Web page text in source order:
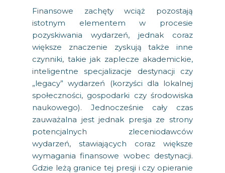
Finansowe zachęty wciąż pozostają
istotnym elementem w procesie
pozyskiwania wydarzeń, jednak coraz
większe znaczenie zyskują także inne
czynniki, takie jak zaplecze akademickie,
inteligentne specjalizacje destynacji czy
„legacy” wydarzeń (korzyści dla lokalnej
społeczności, gospodarki czy środowiska
naukowego). Jednocześnie cały czas
zauważalna jest jednak presja ze strony
potencjalnych zleceniodawców
wydarzeń, stawiających coraz większe
wymagania finansowe wobec destynacji.
Gdzie leżą granice tej presji i czy opieranie